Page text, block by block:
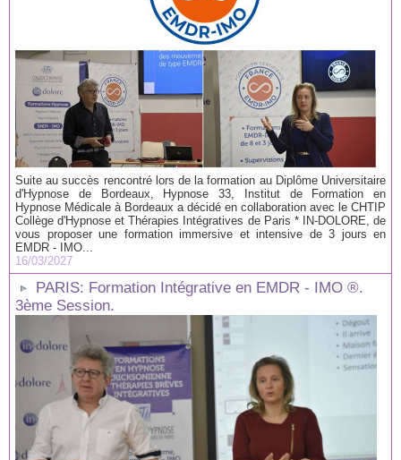
Suite au succès rencontré lors de la formation au Diplôme Universitaire
d'Hypnose de Bordeaux, Hypnose 33, Institut de Formation en
Hypnose Médicale à Bordeaux a décidé en collaboration avec le CHTIP
Collège d'Hypnose et Thérapies Intégratives de Paris * IN-DOLORE, de
vous proposer une formation immersive et intensive de 3 jours en
EMDR - IMO...
16/03/2027
PARIS: Formation Intégrative en EMDR - IMO ®.
3ème Session.